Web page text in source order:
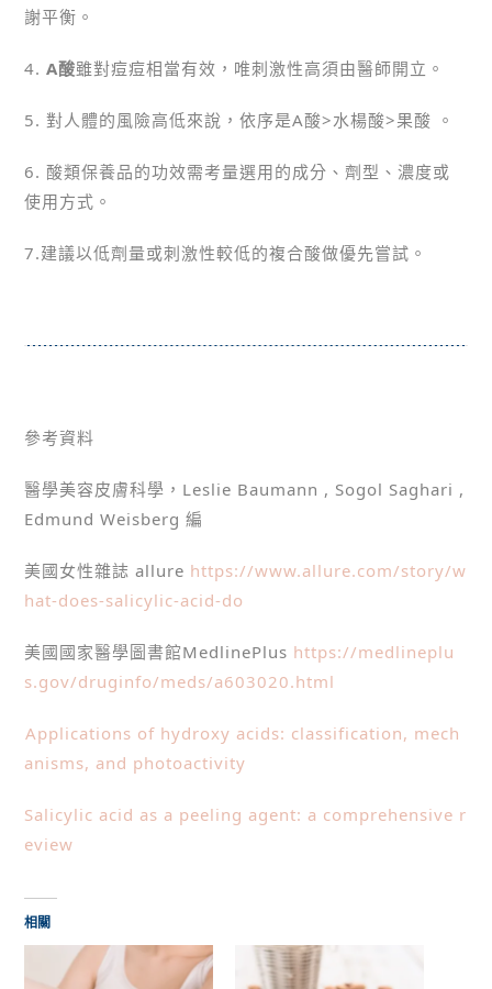
謝平衡。
4.A酸雖對痘痘相當有效，唯刺激性高須由醫師開立。
5. 對人體的風險高低來說，依序是A酸>水楊酸>果酸 。
6. 酸類保養品的功效需考量選用的成分、劑型、濃度或
使用方式。
7.建議以低劑量或刺激性較低的複合酸做優先嘗試。
參考資料
醫學美容皮膚科學，Leslie Baumann , Sogol Saghari ,
Edmund Weisberg 編
美國女性雜誌 allure https://www.allure.com/story/w
hat-does-salicylic-acid-do
美國國家醫學圖書館MedlinePlus https://medlineplu
s.gov/druginfo/meds/a603020.html
Applications of hydroxy acids: classification, mech
anisms, and photoactivity
Salicylic acid as a peeling agent: a comprehensive r
eview
相關